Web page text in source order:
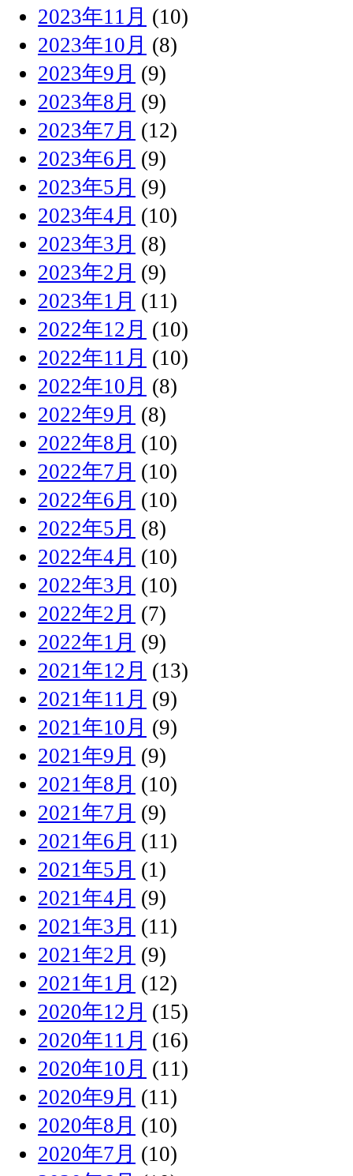
2023年11月 (10)
2023年10月 (8)
2023年9月 (9)
2023年8月 (9)
2023年7月 (12)
2023年6月 (9)
2023年5月 (9)
2023年4月 (10)
2023年3月 (8)
2023年2月 (9)
2023年1月 (11)
2022年12月 (10)
2022年11月 (10)
2022年10月 (8)
2022年9月 (8)
2022年8月 (10)
2022年7月 (10)
2022年6月 (10)
2022年5月 (8)
2022年4月 (10)
2022年3月 (10)
2022年2月 (7)
2022年1月 (9)
2021年12月 (13)
2021年11月 (9)
2021年10月 (9)
2021年9月 (9)
2021年8月 (10)
2021年7月 (9)
2021年6月 (11)
2021年5月 (1)
2021年4月 (9)
2021年3月 (11)
2021年2月 (9)
2021年1月 (12)
2020年12月 (15)
2020年11月 (16)
2020年10月 (11)
2020年9月 (11)
2020年8月 (10)
2020年7月 (10)